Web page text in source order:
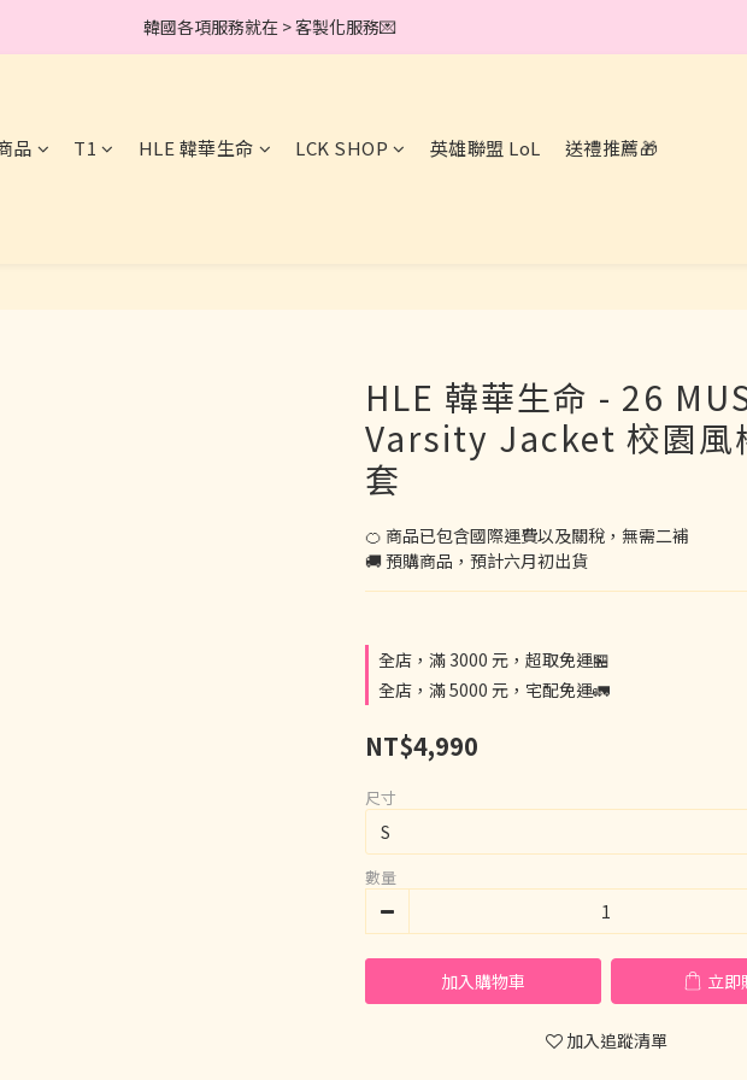
加入會員完成綁定就送 30元購物金 .ᐟ
加入會員完成綁定就送 30元購物金 .ᐟ
品 T1 HLE 韓華生命 LCK SHOP 英雄聯盟 LoL 送禮推薦🎁
HLE 韓華生命 - 26
Varsity Jacket 校園風
套
🍊 商品已包含國際運費以及關稅，無需二補
🚚 預購商品，預計六月初出貨
全店，滿 3000 元，超取免運🏪
全店，滿 5000 元，宅配免運🚛
NT$4,990
尺寸
數量
加入購物車 立即
加入追蹤清單